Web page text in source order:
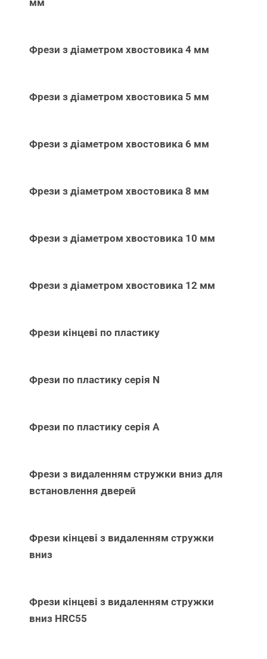
мм
Фрези з діаметром хвостовика 4 мм
Фрези з діаметром хвостовика 5 мм
Фрези з діаметром хвостовика 6 мм
Фрези з діаметром хвостовика 8 мм
Фрези з діаметром хвостовика 10 мм
Фрези з діаметром хвостовика 12 мм
Фрези кінцеві по пластику
Фрези по пластику серія N
Фрези по пластику серія А
Фрези з видаленням стружки вниз для
встановлення дверей
Фрези кінцеві з видаленням стружки
вниз
Фрези кінцеві з видаленням стружки
вниз НRC55